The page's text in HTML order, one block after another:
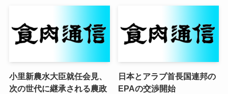
小里新農水大臣就任会見、
次の世代に継承される農政
日本とアラブ首長国連邦の
EPAの交渉開始